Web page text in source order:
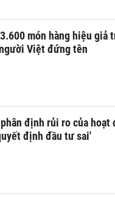
món hàng hiệu giả
Việt đứng tên
định rủi ro của hoạt
định đầu tư sai'